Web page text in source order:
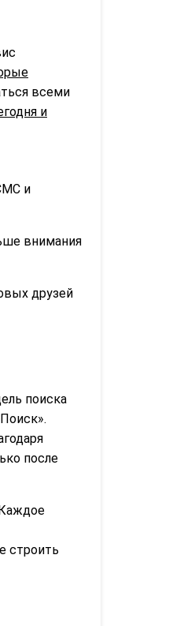
всеми
и
и
внимания
друзей
поиска
после
строить